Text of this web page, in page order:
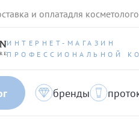
и оплатадля
ИНТЕРНЕТ-МАГАЗИН
ПРОФЕССИОНАЛЬНОЙ
бренды